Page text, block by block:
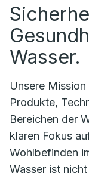
Wasser.
Unsere
Produkte,
Bereichen der
klaren Fokus
Wohlbefinden
Wasser ist